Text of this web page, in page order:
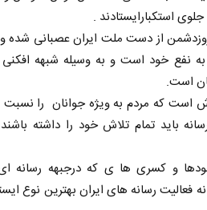
استکبارایستادند .
از دست ملت ایران عصبانی
نفع خود است و به وسیله شبهه افکنی
است.
است که مردم به ویژه جوانان را نسبت
باید تمام تلاش خود را داشته
و کسری ها ی که درجبهه رسانه
فعالیت رسانه های ایران بهترین نوع